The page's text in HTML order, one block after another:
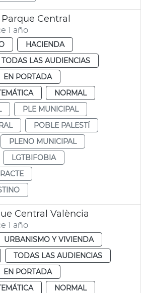
Central
1 año
HACIENDA
TODAS LAS AUDIENCIAS
EN PORTADA
NORMAL
PLE MUNICIPAL
POBLE PALESTÍ
PLENO MUNICIPAL
LGTBIFOBIA
Central València
1 año
URBANISMO Y VIVIENDA
TODAS LAS AUDIENCIAS
EN PORTADA
NORMAL